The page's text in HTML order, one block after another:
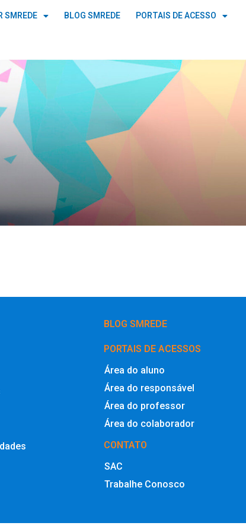
SMREDE BLOG SMREDE PORTAIS DE ACESSO
BLOG SMREDE
PORTAIS DE ACESSOS
Área do aluno
Área do responsável
Área do professor
Área do colaborador
CONTATO
SAC
Trabalhe Conosco